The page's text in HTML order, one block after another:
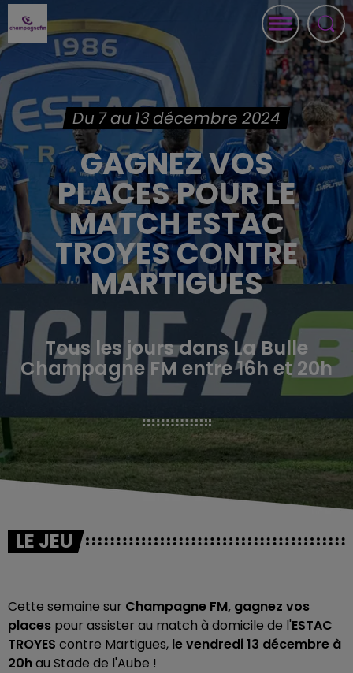
Du 7 au 13 décembre 2024
GAGNEZ VOS
PLACES POUR LE
MATCH ESTAC
TROYES CONTRE
MARTIGUES
Tous les jours dans La Bulle
Champagne FM entre 16h et 20h
LE JEU
Cette semaine sur Champagne FM, gagnez vos
places pour assister au match à domicile de l'ESTAC
TROYES contre Martigues, levendredi 13 décembre à
20hau Stade de l'Aube !